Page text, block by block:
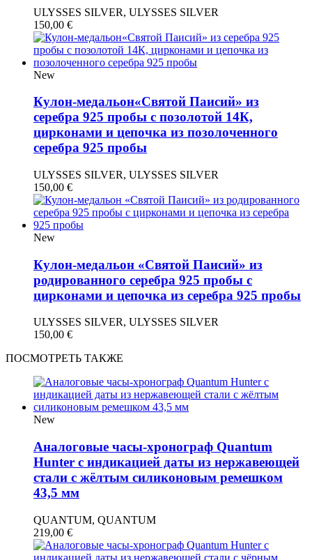
ULYSSES SILVER, ULYSSES SILVER
150,00 €
New
Кулон-медальон«Святой Паисий» из
серебра 925 пробы с позолотой 14К,
цирконами и цепочка из позолоченного
серебра 925 пробы
ULYSSES SILVER, ULYSSES SILVER
150,00 €
New
Кулон-медальон «Святой Паисий» из
родированного серебра 925 пробы с
цирконами и цепочка из серебра 925 пробы
ULYSSES SILVER, ULYSSES SILVER
150,00 €
ПОСМОТРЕТЬ ТАКЖЕ
New
Аналоговые часы-хронограф Quantum
Hunter с индикацией даты из нержавеющей
стали с жёлтым силиконовым ремешком
43,5 мм
QUANTUM, QUANTUM
219,00 €